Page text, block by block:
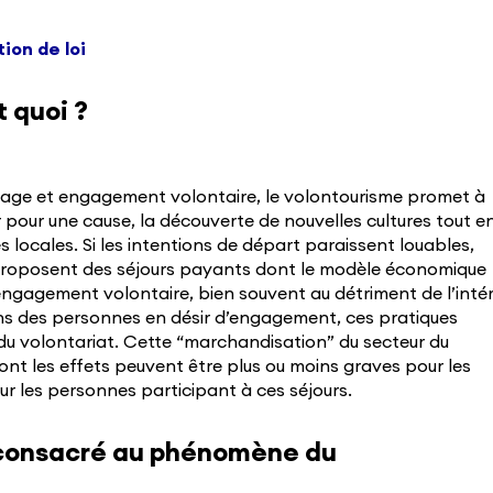
de loi
quoi ?
et engagement volontaire, le volontourisme promet à
pour une cause, la découverte de nouvelles cultures tout
locales. Si les intentions de départ paraissent louables,
des séjours payants dont le modèle économique
volontaire, bien souvent au détriment de
des personnes en désir d’engagement, ces pratiques
volontariat. Cette “marchandisation” du secteur du
les effets peuvent être plus ou moins graves pour les
les personnes participant à ces séjours.
au phénomène du